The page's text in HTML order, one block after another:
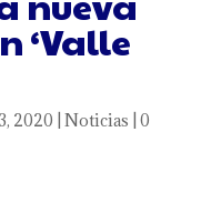
‘Valle
2020 Noticias 0